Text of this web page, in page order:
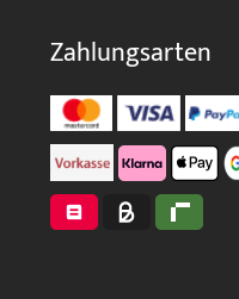
Zahlungsarten